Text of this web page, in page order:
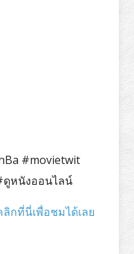
#movietwit
ดูหนังออนไลน์
ลิกที่นี่เพื่อชมได้เลย